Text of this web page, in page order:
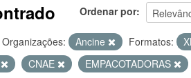
Ordenar por
Organizações: Ancine Formatos:
CNAE
EMPACOTADORAS